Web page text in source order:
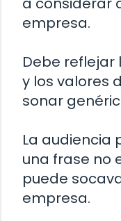
empresa.
Debe
y los valores
sonar
La audiencia
una frase no
puede
empresa.